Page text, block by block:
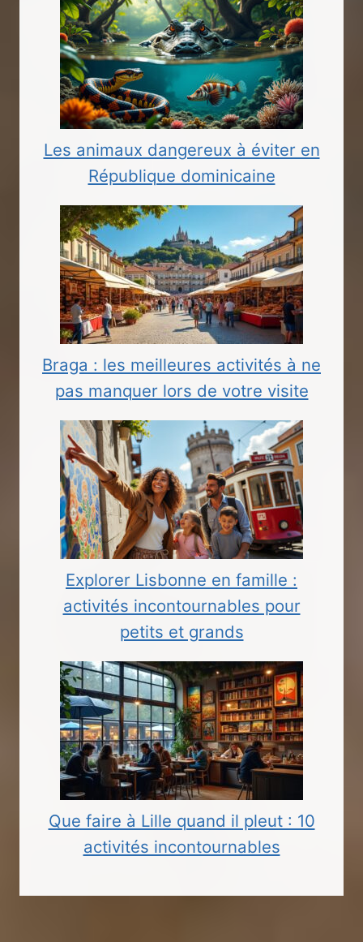
Les animaux dangereux à éviter en
République dominicaine
Braga : les meilleures activités à ne
pas manquer lors de votre visite
Explorer Lisbonne en famille :
activités incontournables pour
petits et grands
Que faire à Lille quand il pleut : 10
activités incontournables